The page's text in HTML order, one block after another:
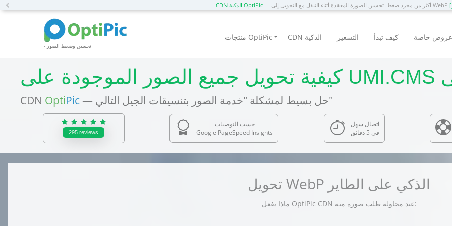
CDN الذكية OptiPic — أكثر من مجرد ضغط. تحسين الصورة المعقدة أثناء التنقل مع التحويل إلى WebP
- تحسين وضغط الصور
منتجات OptiPic CDN الذكية التسعير كيف تبدأ عروض خاصة
CDN OptiPic — حل بسيط لمشكلة "خدمة الصور بتنسيقات الجيل التالي"
295reviews
حسب التوصيات
Google PageSpeed Insights
اتصال سهل
في 5 دقائق
تحويل WebP الذكي على الطاير
ماذا يفعل OptiPic CDN عند محاولة طلب صورة منه: